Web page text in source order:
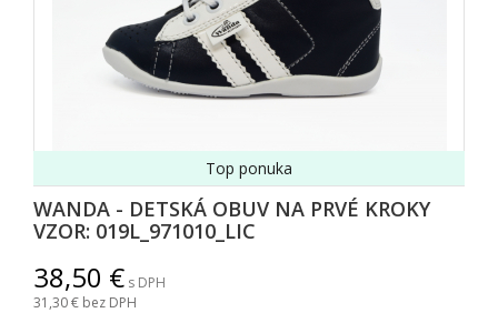
WANDA - DETSKÁ OBUV NA PRVÉ KROKY
VZOR: 019L_971010_LIC
Top ponuka
38,50
s DPH
31,30 bez DPH